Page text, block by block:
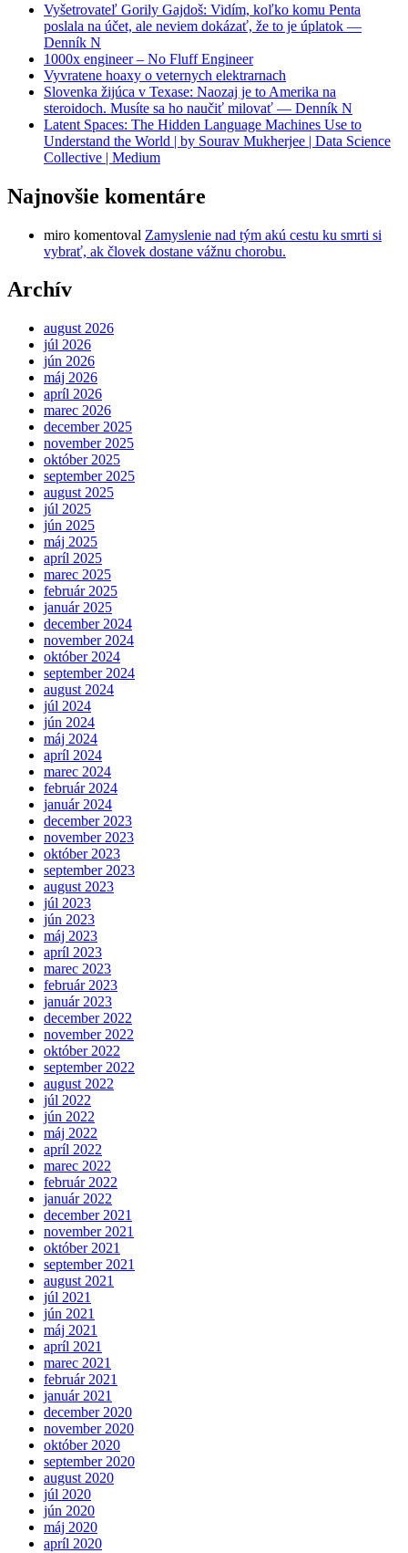
Vyšetrovateľ Gorily Gajdoš: Vidím, koľko komu Penta
poslala na účet, ale neviem dokázať, že to je úplatok —
Denník N
1000x engineer – No Fluff Engineer
Vyvratene hoaxy o veternych elektrarnach
Slovenka žijúca v Texase: Naozaj je to Amerika na
steroidoch. Musíte sa ho naučiť milovať — Denník N
Latent Spaces: The Hidden Language Machines Use to
Understand the World | by Sourav Mukherjee | Data Science
Collective | Medium
Najnovšie komentáre
miro komentoval Zamyslenie nad tým akú cestu ku smrti si
vybrať, ak človek dostane vážnu chorobu.
Archív
august 2026
júl 2026
jún 2026
máj 2026
apríl 2026
marec 2026
december 2025
november 2025
október 2025
september 2025
august 2025
júl 2025
jún 2025
máj 2025
apríl 2025
marec 2025
február 2025
január 2025
december 2024
november 2024
október 2024
september 2024
august 2024
júl 2024
jún 2024
máj 2024
apríl 2024
marec 2024
február 2024
január 2024
december 2023
november 2023
október 2023
september 2023
august 2023
júl 2023
jún 2023
máj 2023
apríl 2023
marec 2023
február 2023
január 2023
december 2022
november 2022
október 2022
september 2022
august 2022
júl 2022
jún 2022
máj 2022
apríl 2022
marec 2022
február 2022
január 2022
december 2021
november 2021
október 2021
september 2021
august 2021
júl 2021
jún 2021
máj 2021
apríl 2021
marec 2021
február 2021
január 2021
december 2020
november 2020
október 2020
september 2020
august 2020
júl 2020
jún 2020
máj 2020
apríl 2020